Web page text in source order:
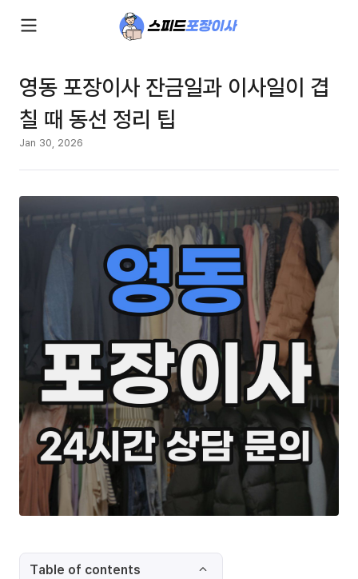
영동 포장이사 잔금일과 이사일이 겹
칠 때 동선 정리 팁
Jan 30, 2026
Table of contents